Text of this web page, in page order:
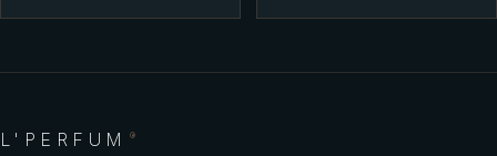
L'PERFUM ®